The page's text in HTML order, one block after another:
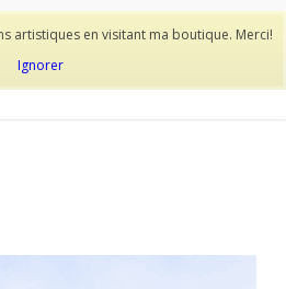
artistiques en visitant ma boutique. Merci!
Ignorer
514-278-9938